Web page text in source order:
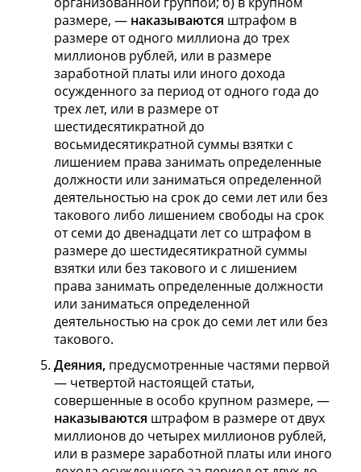
размере, — наказываются штрафом в
размере от одного миллиона до трех
миллионов рублей, или в размере
заработной платы или иного дохода
осужденного за период от одного года до
трех лет, или в размере от
шестидесятикратной до
восьмидесятикратной суммы взятки с
лишением права занимать определенные
должности или заниматься определенной
деятельностью на срок до семи лет или без
такового либо лишением свободы на срок
от семи до двенадцати лет со штрафом в
размере до шестидесятикратной суммы
взятки или без такового и с лишением
права занимать определенные должности
или заниматься определенной
деятельностью на срок до семи лет или без
такового.
Деяния, предусмотренные частями первой
— четвертой настоящей статьи,
совершенные в особо крупном размере, —
наказываются штрафом в размере от двух
миллионов до четырех миллионов рублей,
или в размере заработной платы или иного